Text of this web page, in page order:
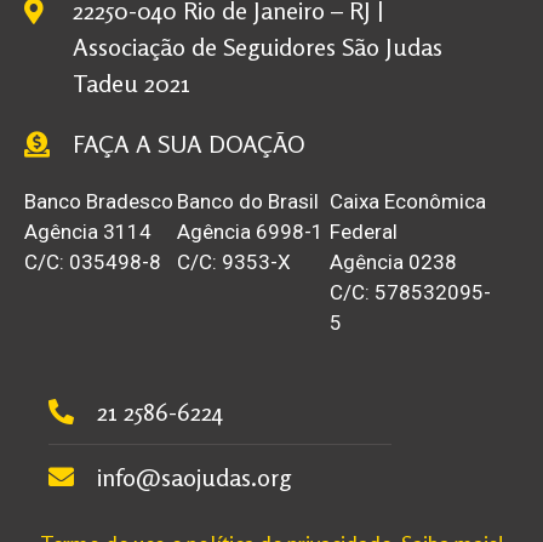
22250-040 Rio de Janeiro – RJ |
Associação de Seguidores São Judas
Tadeu 2021
FAÇA A SUA DOAÇÃO
Banco Bradesco
Agência 3114
C/C: 035498-8
Banco do Brasil
Agência 6998-1
C/C: 9353-X
Caixa Econômica
Federal
Agência 0238
C/C: 578532095-
5
21 2586-6224
info@saojudas.org